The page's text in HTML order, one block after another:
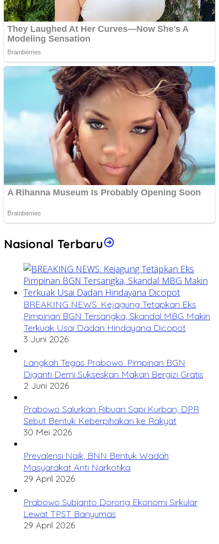
Nasional Terbaru
BREAKING NEWS: Kejagung Tetapkan Eks
Pimpinan BGN Tersangka, Skandal MBG Makin
Terkuak Usai Dadan Hindayana Dicopot
3 Juni 2026
Langkah Tegas Prabowo: Pimpinan BGN
Diganti Demi Sukseskan Makan Bergizi Gratis
2 Juni 2026
Prabowo Salurkan Ribuan Sapi Kurban, DPR
Sebut Bentuk Keberpihakan ke Rakyat
30 Mei 2026
Prevalensi Naik, BNN Bentuk Wadah
Masyarakat Anti Narkotika
29 April 2026
Prabowo Subianto Dorong Ekonomi Sirkular
Lewat TPST Banyumas
29 April 2026